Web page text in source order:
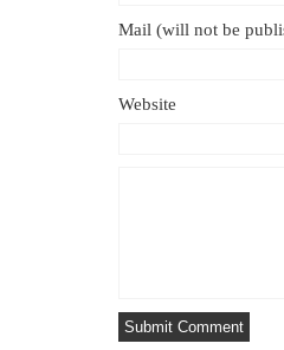
Mail (will not be
Website